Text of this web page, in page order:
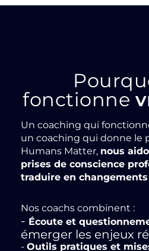
fonctionne
Un coaching qui
un coaching qui donne le
Humans Matter, nous
prises de conscience
traduire en
Nos coachs combinent :
- Écoute et
émerger les enjeux
- Outils pratiques et